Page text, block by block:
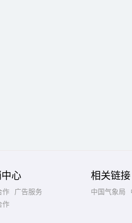
心
作
广告服务
作
相关链接
中国气象局